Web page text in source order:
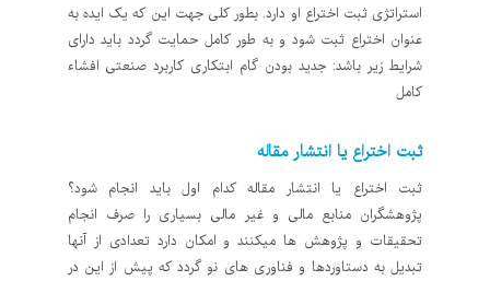
استراتژی ثبت اختراع او دارد. بطور کلی جهت این که یک ایده به
عنوان اختراع ثبت شود و به طور کامل حمایت گردد باید دارای
شرایط زیر باشد: جدید بودن گام ابتکاری کاربرد صنعتی افشاء
کامل
ثبت اختراع یا انتشار مقاله
ثبت اختراع یا انتشار مقاله کدام اول باید انجام شود؟
پژوهشگران منابع مالی و غیر مالی بسیاری را صرف انجام
تحقیقات و پژوهش ها میکنند و امکان دارد تعدادی از آنها
تبدیل به دستاوردها و فناوری های نو گردد که پیش از این در